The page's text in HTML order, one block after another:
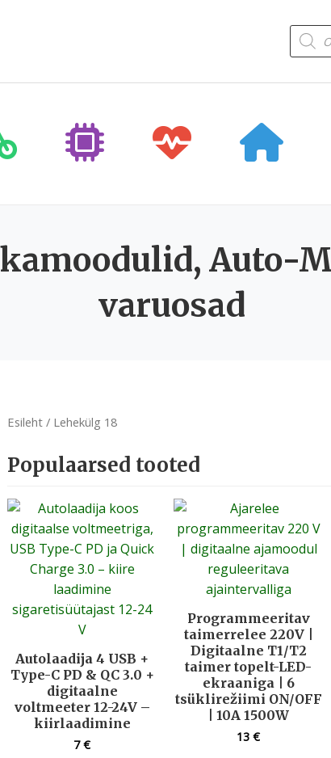
search
Auto-
varuosad
Esileht / Lehekülg 18
Populaarsed tooted
Autolaadija 4 USB +
Type-C PD & QC 3.0 +
digitaalne
voltmeeter 12-24V –
kiirlaadimine
7€
Programmeeritav
taimerrelee 220V |
Digitaalne T1/T2
taimer topelt-LED-
ekraaniga | 6
tsüklirežiimi ON/OFF
| 10A 1500W
13€